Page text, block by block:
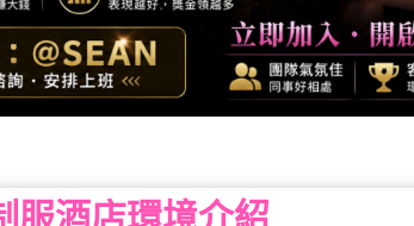
服酒店環境介紹